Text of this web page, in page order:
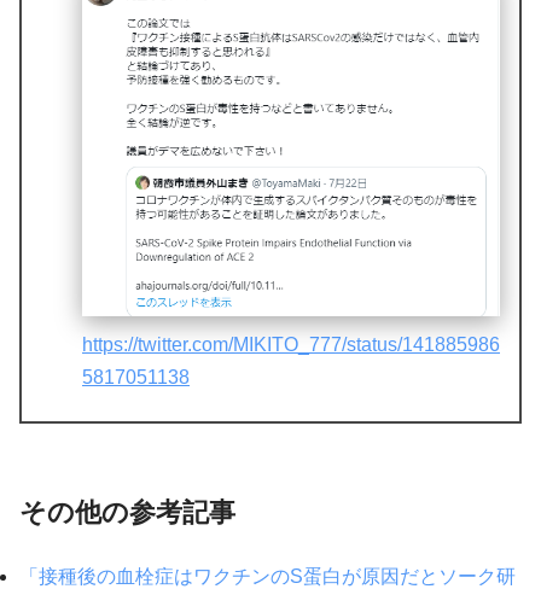
https://twitter.com/MIKITO_777/status/141885986
5817051138
その他の参考記事
「接種後の血栓症はワクチンのS蛋白が原因だとソーク研